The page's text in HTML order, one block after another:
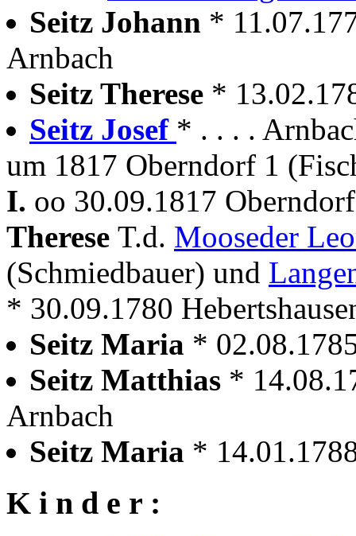
Seitz Johann *
Arnbach
Seitz Therese *
Seitz Josef * . . . .
um 1817 Oberndorf 1
I. oo 30.09.1817
Therese T.d. Mooseder
(Schmiedbauer) und
* 30.09.1780
Seitz Maria *
Seitz Matthias *
Arnbach
Seitz Maria *
K i n d e r :